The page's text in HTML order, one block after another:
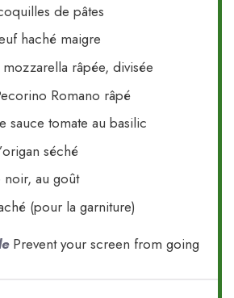
de pâtes
haché maigre
râpée, divisée
Romano râpé
sauce tomate au basilic
séché
noir, au goût
(pour la garniture)
Prevent your screen from going